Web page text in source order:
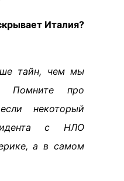
Италия?
тайн, чем мы
Помните про
некоторый
с НЛО
а в самом